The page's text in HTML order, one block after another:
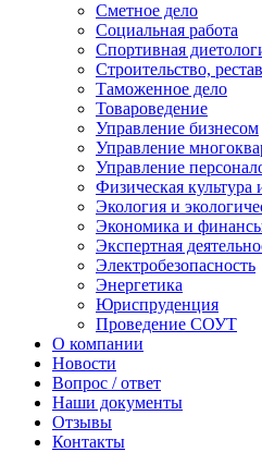
Сметное дело
Социальная работа
Спортивная
Строительство,
Таможенное дело
Товароведение
Управление бизнесом
Управление
Управление
Физическая культура
Экология и
Экономика и
Экспертная
Электробезопасность
Энергетика
Юриспруденция
Проведение СОУТ
О компании
Новости
Вопрос / ответ
Наши документы
Отзывы
Контакты